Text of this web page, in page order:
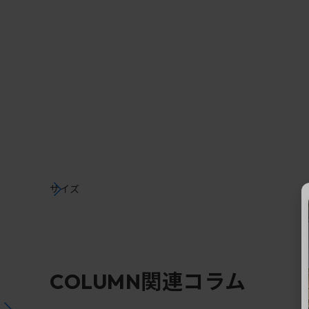
サイズ
COLUMN関連コラム